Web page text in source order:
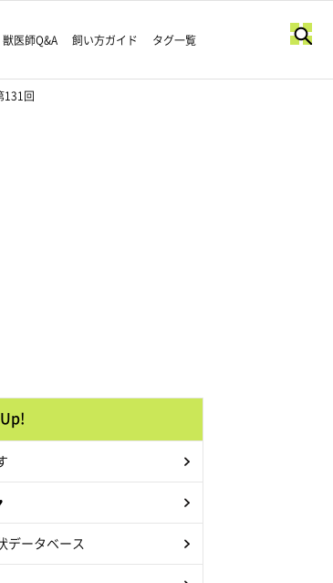
獣医師Q&A 飼い方ガイド タグ一覧
131回
データベース